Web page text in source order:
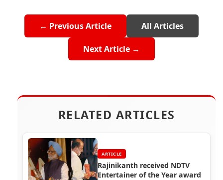
← Previous Article All Articles
Next Article →
RELATED ARTICLES
ARTICLE
Rajinikanth received NDTV
Entertainer of the Year award